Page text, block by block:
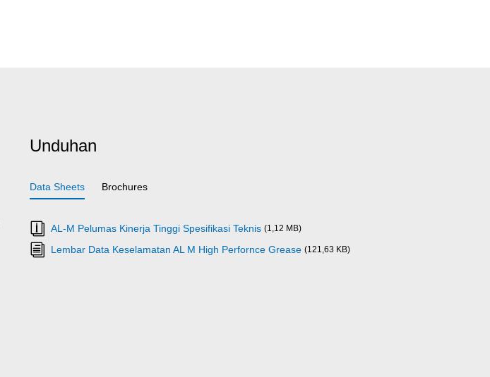
Unduhan
Data Sheets Brochures
AL-M Pelumas Kinerja Tinggi Spesifikasi Teknis (1,12 MB)
Lembar Data Keselamatan AL M High Perfornce Grease (121,63 KB)